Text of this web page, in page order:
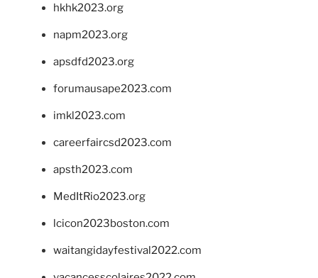
hkhk2023.org
napm2023.org
apsdfd2023.org
forumausape2023.com
imkl2023.com
careerfaircsd2023.com
apsth2023.com
MedItRio2023.org
lcicon2023boston.com
waitangidayfestival2022.com